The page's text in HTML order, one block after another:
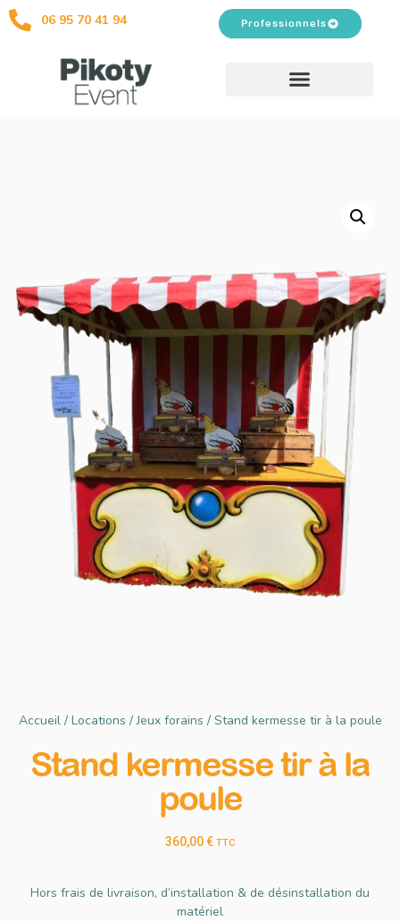
06 95 70 41 94 Professionnels
Accueil/ Locations /Jeux forains / Stand kermesse tir à la poule
Stand kermesse tir à la
poule
360,00€ TTC
Hors frais de livraison, d’installation & de désinstallation du
matériel